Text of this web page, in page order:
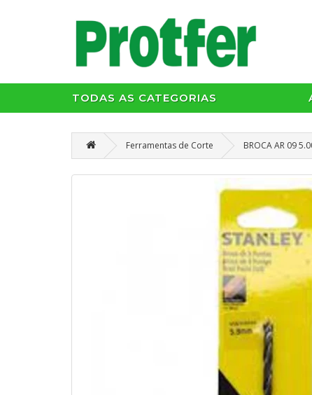
TODAS AS CATEGORIAS
Ferramentas de Corte BROCA AR 09